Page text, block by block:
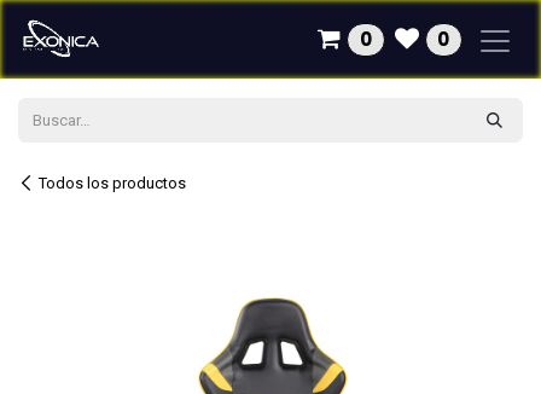
Ir al contenido
0 0
Todos los productos